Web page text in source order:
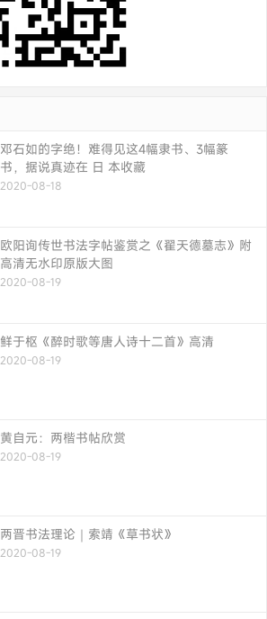
邓石如的字绝！难得见这4幅隶书、3幅篆
书，据说真迹在 日 本收藏
2020-08-18
欧阳询传世书法字帖鉴赏之《翟天德墓志》附
高清无水印原版大图
2020-08-19
鲜于枢《醉时歌等唐人诗十二首》高清
2020-08-19
黄自元：两楷书帖欣赏
2020-08-19
两晋书法理论｜索靖《草书状》
2020-08-19